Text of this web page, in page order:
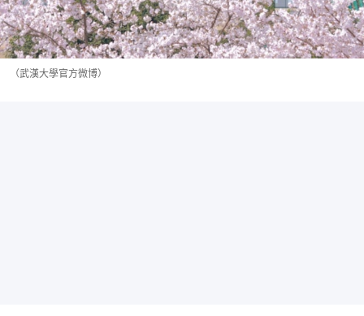
（武漢大學官方微博）